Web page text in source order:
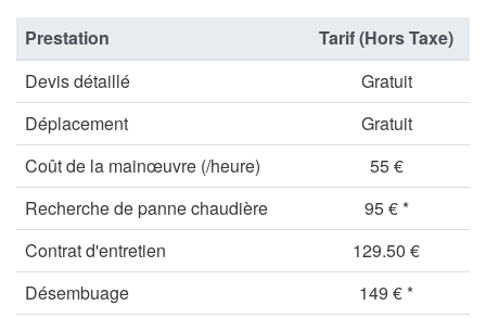
Prestation
Tarif (Hors Taxe)
Devis détaillé
Gratuit
Déplacement
Gratuit
Coût de la mainœuvre (/heure)
55 €
Recherche de panne chaudière
95 € *
Contrat d'entretien
129.50 €
Désembuage
149 € *